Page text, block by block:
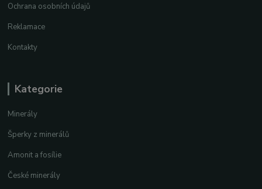
Ochrana osobních údajů
Reklamace
Kontakty
Kategorie
Minerály
Šperky z minerálů
Amonit a fosílie
České minerály